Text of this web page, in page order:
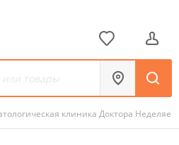
клиника Доктора